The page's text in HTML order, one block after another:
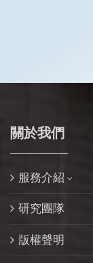
關於我們
服務介紹
研究團隊
版權聲明